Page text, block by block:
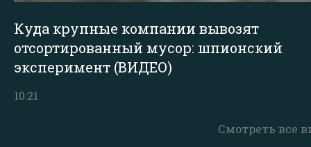
Смотреть все
Куда крупные компании вывозят
отсортированный мусор: шпионский
эксперимент (ВИДЕО)
10:21